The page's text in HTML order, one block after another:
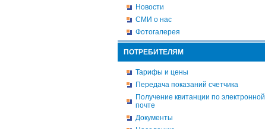
Новости
СМИ о нас
Фотогалерея
ПОТРЕБИТЕЛЯМ
Тарифы и цены
Передача показаний счетчика
Получение квитанции по электронной
почте
Документы